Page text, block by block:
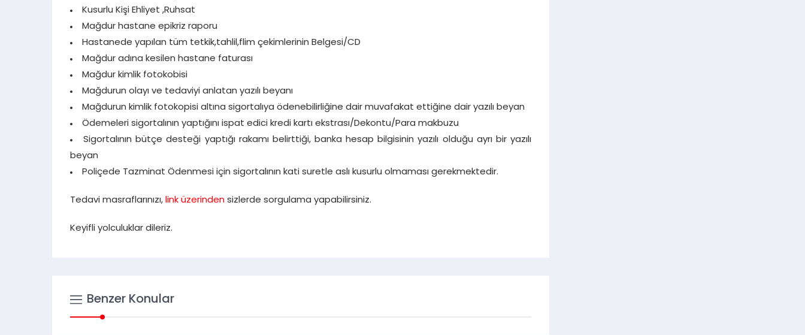
Kusurlu Kişi Ehliyet ,Ruhsat
Mağdur hastane epikriz raporu
Hastanede yapılan tüm tetkik,tahlil,flim çekimlerinin Belgesi/CD
Mağdur adına kesilen hastane faturası
Mağdur kimlik fotokobisi
Mağdurun olayı ve tedaviyi anlatan yazılı beyanı
Mağdurun kimlik fotokopisi altına sigortalıya ödenebilirliğine dair muvafakat ettiğine dair yazılı beyan
Ödemeleri sigortalının yaptığını ispat edici kredi kartı ekstrası/Dekontu/Para makbuzu
Sigortalının bütçe desteği yaptığı rakamı belirttiği, banka hesap bilgisinin yazılı olduğu ayrı bir yazılı
beyan
Poliçede Tazminat Ödenmesi için sigortalının kati suretle aslı kusurlu olmaması gerekmektedir.
Tedavi masraflarınızı, link üzerinden sizlerde sorgulama yapabilirsiniz.
Keyifli yolculuklar dileriz.
Benzer Konular